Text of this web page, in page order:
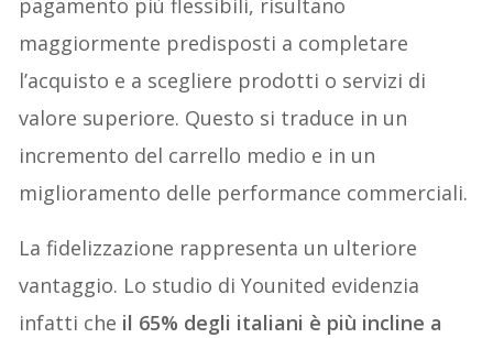
pagamento più flessibili, risultano
maggiormente predisposti a completare
l’acquisto e a scegliere prodotti o servizi di
valore superiore. Questo si traduce in un
incremento del carrello medio e in un
miglioramento delle performance commerciali.
La fidelizzazione rappresenta un ulteriore
vantaggio. Lo studio di Younited evidenzia
infatti che il 65% degli italiani è più incline a